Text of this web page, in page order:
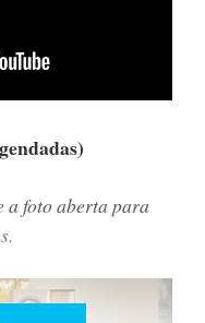
foto aberta para